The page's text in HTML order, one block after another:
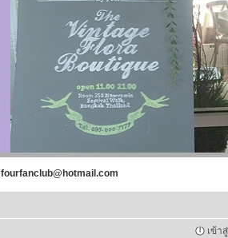
fourfanclub@hotmail.com
เข้า